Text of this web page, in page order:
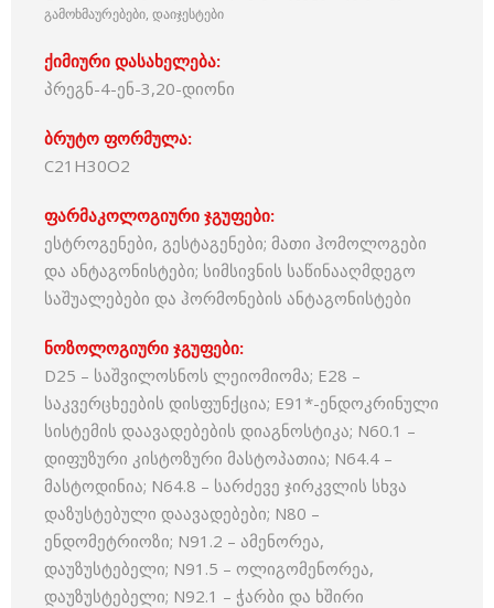
გამოხმაურებები, დაიჯესტები
ქიმიური დასახელება:
პრეგნ-4-ენ-3,20-დიონი
ბრუტო ფორმულა:
C21H30O2
ფარმაკოლოგიური ჯგუფები:
ესტროგენები, გესტაგენები; მათი ჰომოლოგები
და ანტაგონისტები; სიმსივნის საწინააღმდეგო
საშუალებები და ჰორმონების ანტაგონისტები
ნოზოლოგიური ჯგუფები:
D25 – საშვილოსნოს ლეიომიომა; E28 –
საკვერცხეების დისფუნქცია; E91*-ენდოკრინული
სისტემის დაავადებების დიაგნოსტიკა; N60.1 –
დიფუზური კისტოზური მასტოპათია; N64.4 –
მასტოდინია; N64.8 – სარძევე ჯირკვლის სხვა
დაზუსტებული დაავადებები; N80 –
ენდომეტრიოზი; N91.2 – ამენორეა,
დაუზუსტებელი; N91.5 – ოლიგომენორეა,
დაუზუსტებელი; N92.1 – ჭარბი და ხშირი